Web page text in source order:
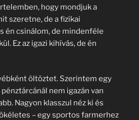
hogy mondjuk a
szeretne, de a fizikai
én csinálom, de mindenféle
Ez az igazi kihívás, de én
öltöztet. Szerintem egy
nem igazán van
Nagyon klasszul néz ki és
– egy sportos farmerhez